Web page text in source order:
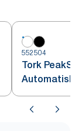
552504
Tork
Automatisk